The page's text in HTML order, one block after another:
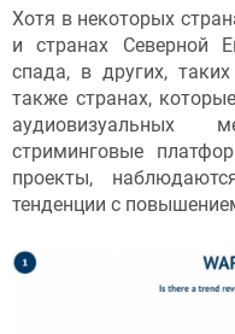
Хотя в некоторых
и странах Северной
спада, в других,
также странах,
аудиовизуальных
стриминговые
проекты,
тенденции с